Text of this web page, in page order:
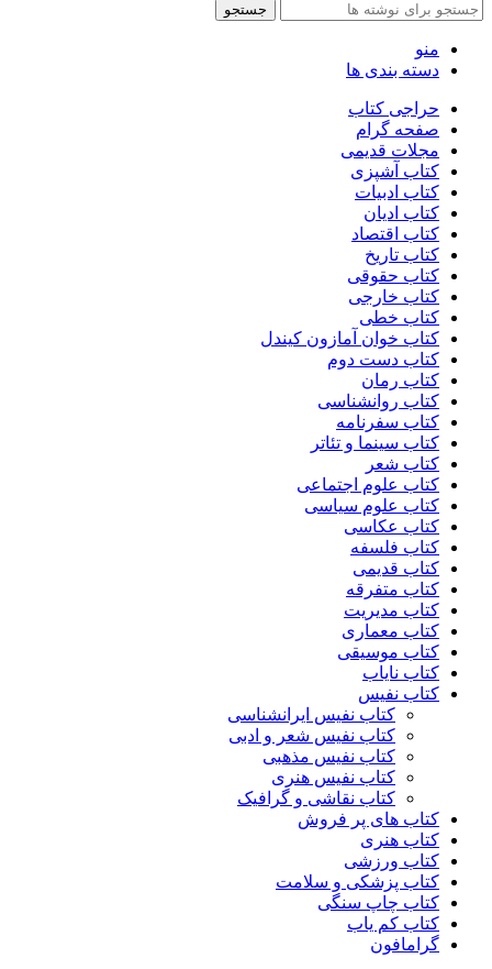
جستجو
منو
دسته بندی ها
حراجی کتاب
صفحه گرام
مجلات قدیمی
کتاب آشپزی
کتاب ادبیات
کتاب ادیان
کتاب اقتصاد
کتاب تاریخ
کتاب حقوقی
کتاب خارجی
کتاب خطی
کتاب خوان آمازون کیندل
کتاب دست دوم
کتاب رمان
کتاب روانشناسی
کتاب سفرنامه
کتاب سینما و تئاتر
کتاب شعر
کتاب علوم اجتماعی
کتاب علوم سیاسی
کتاب عکاسی
کتاب فلسفه
کتاب قدیمی
کتاب متفرقه
کتاب مدیریت
کتاب معماری
کتاب موسیقی
کتاب نایاب
کتاب نفیس
کتاب نفیس ایرانشناسی
کتاب نفیس شعر و ادبی
کتاب نفیس مذهبی
کتاب نفیس هنری
کتاب نقاشی و گرافیک
کتاب های پر فروش
کتاب هنری
کتاب ورزشی
کتاب پزشکی و سلامت
کتاب چاپ سنگی
کتاب کم یاب
گرامافون